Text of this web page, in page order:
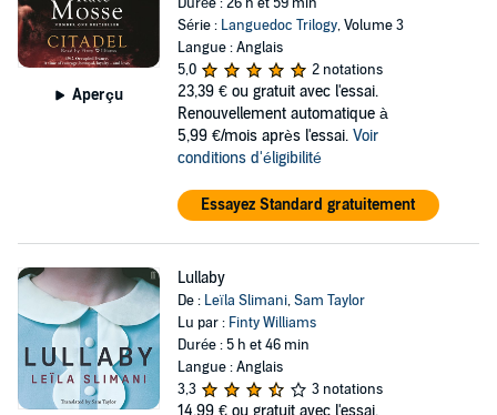
Aperçu
Série : Languedoc Trilogy, Volume 3
Langue : Anglais
5,0
2 notations
23,39 € ou gratuit avec l'essai.
Renouvellement automatique à
5,99 €/mois après l'essai. Voir
conditions d'éligibilité
Essayez Standard gratuitement
Lullaby
De : Leïla Slimani,Sam Taylor
Lu par : Finty Williams
Durée : 5 h et 46 min
Langue : Anglais
3,3
3 notations
14,99 € ou gratuit avec l'essai.